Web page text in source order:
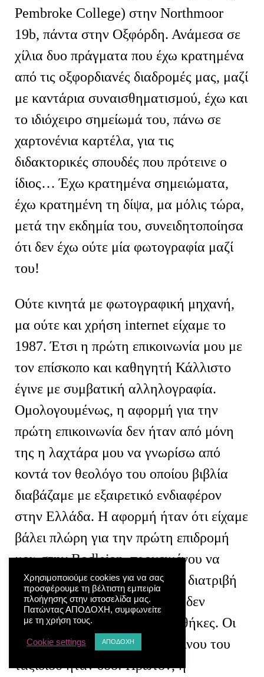
Pembroke College) στην Northmoor
19b, πάντα στην Οξφόρδη. Ανάμεσα σε
χίλια δυο πράγματα που έχω κρατημένα
από τις οξφορδιανές διαδρομές μας, μαζί
με καντάρια συναισθηματισμού, έχω και
το ιδιόχειρο σημείωμά του, πάνω σε
χαρτονένια καρτέλα, για τις
διδακτορικές σπουδές που πρότεινε ο
ίδιος… Έχω κρατημένα σημειώματα,
έχω κρατημένη τη δίψα, μα μόλις τώρα,
μετά την εκδημία του, συνειδητοποίησα
ότι δεν έχω ούτε μία φωτογραφία μαζί
του!
Ούτε κινητά με φωτογραφική μηχανή,
μα ούτε και χρήση internet είχαμε το
1987. Έτσι η πρώτη επικοινωνία μου με
τον επίσκοπο και καθηγητή Κάλλιστο
έγινε με συμβατική αλληλογραφία.
Ομολογουμένως, η αφορμή για την
πρώτη επικοινωνία δεν ήταν από μόνη
της η λαχτάρα μου να γνωρίσω από
κοντά τον θεολόγο του οποίου βιβλία
διαβάζαμε με εξαιρετικό ενδιαφέρον
στην Ελλάδα. Η αφορμή ήταν ότι είχαμε
βάλει πλώρη για την πρώτη επιδρομή
μου στην Bodleian, προκειμένου να
συγκεντρώσω το υλικό για τη διατριβή
μου, το οποίο ούτε για πλάκα δεν
υπήρχε στις ελλαδικές βιβλιοθήκες. Οι
πρακτικές συντεταγμένες εκείνου του
ταξιδιού ήταν δύο: Πρώτον, η
Χρησιμοποιούμε cookies για να σας
προσφέρουμε τη βέλτιστη εμπειρία
πλοήγησης στην ιστοσελίδα μας.
Πατώντας ΑΠΟΔΟΧΗ, συμφωνείτε
με τη χρήση τους.
Cookie settings ΑΠΟΔΟΧΗ